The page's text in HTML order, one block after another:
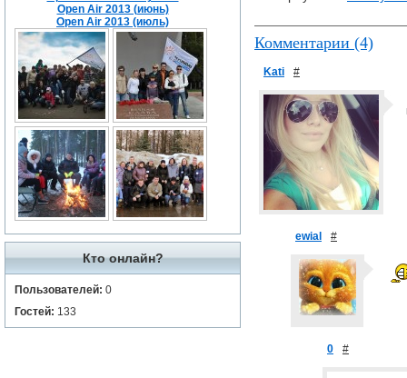
Open Air 2013 (июнь)
Open Air 2013 (июль)
Кто онлайн?
Пользователей: 0
Гостей: 133
Комментарии (4)
Kati #
ewial #
0 #